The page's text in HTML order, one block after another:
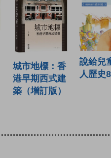
城市地標：香
港早期西式建
築（增訂版）
說給兒
人歷史8